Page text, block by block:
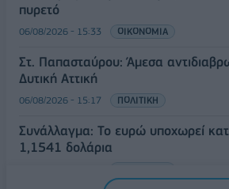
πυρετό
06/08/2026 - 15:33 ΟΙΚΟΝΟΜΙΑ
Στ. Παπασταύρου: Άμεσα
Δυτική Αττική
06/08/2026 - 15:17 ΠΟΛΙΤΙΚΗ
Συνάλλαγμα: Το ευρώ υποχωρεί
1,1541 δολάρια